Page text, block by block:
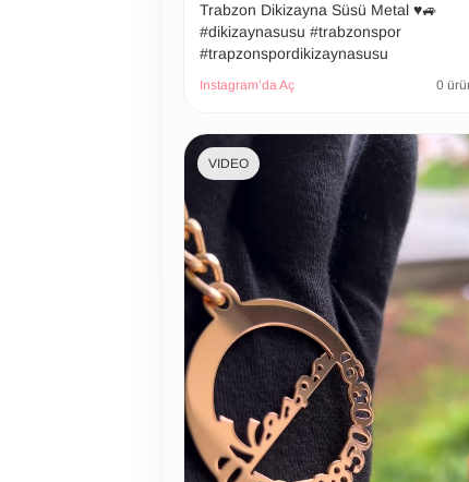
Trabzon Dikizayna Süsü Metal ♥️🚙
#dikizaynasusu #trabzonspor
#trapzonspordikizaynasusu
Instagram’da Aç 0
VIDEO